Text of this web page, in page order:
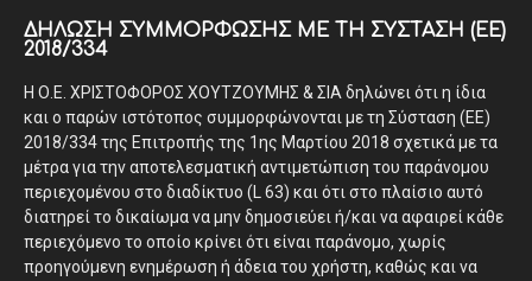
ΔΉΛΩΣΗ ΣΥΜΜΌΡΦΩΣΗΣ ΜΕ ΤΗ ΣΎΣΤΑΣΗ (ΕΕ)
2018/334
Η Ο.Ε. ΧΡΙΣΤΟΦΟΡΟΣ ΧΟΥΤΖΟΥΜΗΣ & ΣΙΑ δηλώνει ότι η ίδια
και ο παρών ιστότοπος συμμορφώνονται με τη Σύσταση (ΕΕ)
2018/334 της Επιτροπής της 1ης Μαρτίου 2018 σχετικά με τα
μέτρα για την αποτελεσματική αντιμετώπιση του παράνομου
περιεχομένου στο διαδίκτυο (L 63) και ότι στο πλαίσιο αυτό
διατηρεί το δικαίωμα να μην δημοσιεύει ή/και να αφαιρεί κάθε
περιεχόμενο το οποίο κρίνει ότι είναι παράνομο, χωρίς
προηγούμενη ενημέρωση ή άδεια του χρήστη, καθώς και να